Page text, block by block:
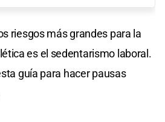
riesgos más grandes para la
es el sedentarismo laboral.
guía para hacer pausas